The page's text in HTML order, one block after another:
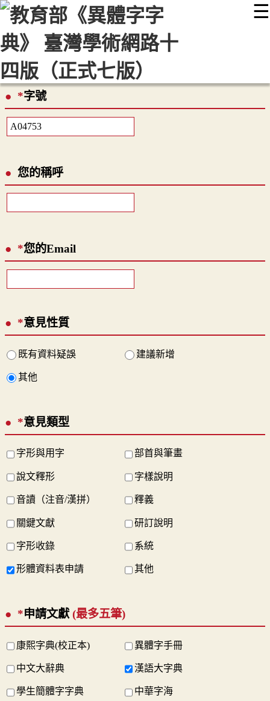
☰
::: 最新消息 常見問題 編輯說明
顯示模式
網站導覽
*字號
您的稱呼
*您的Email
*意見性質
既有資料疑誤 建議新增
其他
*意見類型
字形與用字 部首與筆畫
說文釋形 字樣說明
音讀（注音/漢拼） 釋義
關鍵文獻 研訂說明
字形收錄 系統
形體資料表申請 其他
*申請文獻 (最多五筆)
康熙字典(校正本) 異體字手冊
中文大辭典 漢語大字典
學生簡體字字典 中華字海